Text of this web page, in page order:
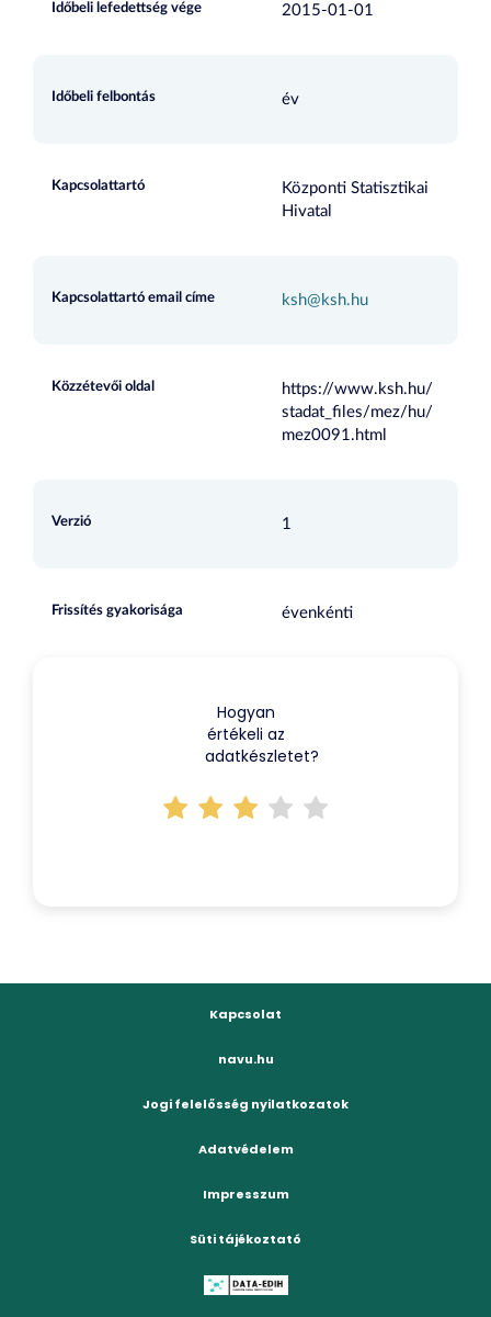
Időbeli lefedettség vége 2015-01-01
Időbeli felbontás év
Kapcsolattartó
Központi Statisztikai
Hivatal
Kapcsolattartó email címe ksh@ksh.hu
Közzétevői oldal
https://www.ksh.hu/
stadat_files/mez/hu/
mez0091.html
Verzió 1
Frissítés gyakorisága évenkénti
Hogyan
értékeli az
adatkészletet?
Kapcsolat
navu.hu
Jogi felelősség nyilatkozatok
Adatvédelem
Impresszum
Süti tájékoztató